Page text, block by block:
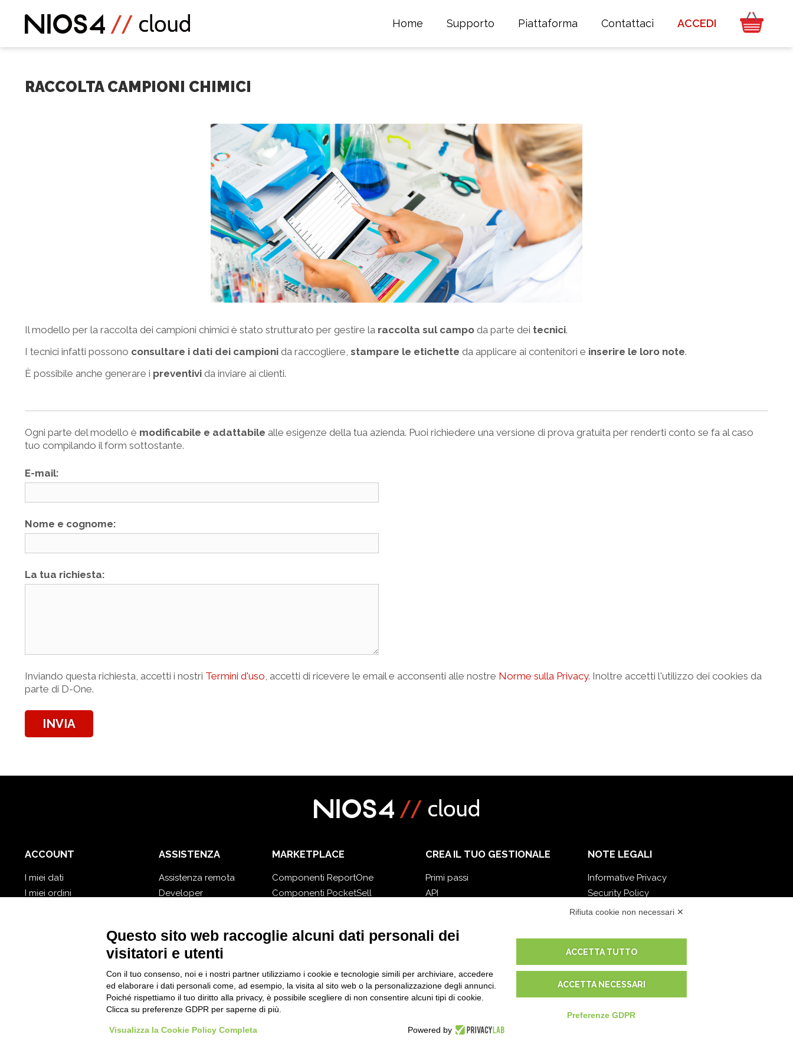
Home Supporto Piattaforma Contattaci ACCEDI
RACCOLTA CAMPIONI CHIMICI
Il modello per la raccolta dei campioni chimici è stato strutturato per gestire la raccolta sul campo da parte dei tecnici.
I tecnici infatti possono consultare i dati dei campioni da raccogliere, stampare le etichette da applicare ai contenitori e inserire le loro note.
È possibile anche generare i preventivi da inviare ai clienti.
Ogni parte del modello è modificabile e adattabile alle esigenze della tua azienda. Puoi richiedere una versione di prova gratuita per renderti conto se fa al caso
tuo compilando il form sottostante.
E-mail:
Nome e cognome:
La tua richiesta:
Inviando questa richiesta, accetti i nostri Termini d'uso , accetti di ricevere le email e acconsenti alle nostre Norme sulla Privacy. Inoltre accetti l'utilizzo dei cookies da
parte di D-One.
INVIA
ACCOUNT
I miei dati
I miei ordini
ASSISTENZA
Assistenza remota
Developer
MARKETPLACE
Componenti ReportOne
Componenti PocketSell
Componenti Invoice4Cloud
CREA IL TUO GESTIONALE
Primi passi
API
NOTE LEGALI
Informative Privacy
Security Policy
Documentazione contrattuale e GDPR
Condizioni di vendita
Condizioni del servizio di supporto
Impostazioni cookie
Rifiuta cookie non necessari ✕
Questo sito web raccoglie alcuni dati personali dei
visitatori e utenti
Con il tuo consenso, noi e i nostri partner utilizziamo i cookie e tecnologie simili per archiviare, accedere
ed elaborare i dati personali come, ad esempio, la visita al sito web o la personalizzazione degli annunci.
Poiché rispettiamo il tuo diritto alla privacy, è possibile scegliere di non consentire alcuni tipi di cookie.
Clicca su preferenze GDPR per saperne di più.
Visualizza la Cookie Policy Completa Powered by
ACCETTA TUTTO
ACCETTA NECESSARI
Preferenze GDPR